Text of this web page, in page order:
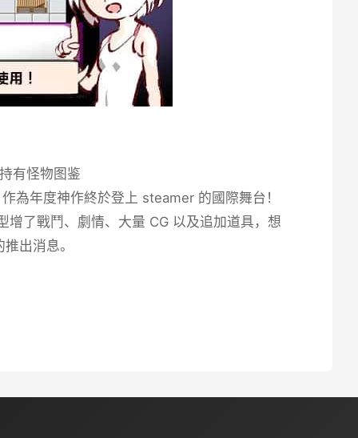
持有怪物图鉴
為年度神作終於登上 steamer 的國際舞台！
了戰鬥、劇情、大量 CG 以及追加道具，想
出消息。